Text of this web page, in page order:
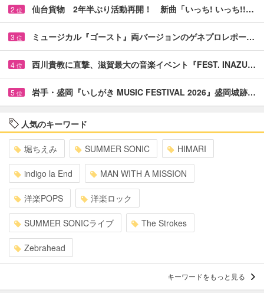
2 位 仙台貨物 2年半ぶり活動再開！ 新曲「いっち! いっち!!…
3 位 ミュージカル『ゴースト』両バージョンのゲネプロレポー…
4 位 西川貴教に直撃、滋賀最大の音楽イベント『FEST. INAZU…
5 位 岩手・盛岡『いしがき MUSIC FESTIVAL 2026』盛岡城跡…
人気のキーワード
堀ちえみ SUMMER SONIC HIMARI
indigo la End MAN WITH A MISSION
洋楽POPS 洋楽ロック
SUMMER SONICライブ The Strokes
Zebrahead
キーワードをもっと見る